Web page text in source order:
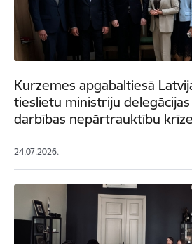
Kurzemes apgabaltiesā
tieslietu ministriju
darbības nepārtrauktību
24.07.2026.